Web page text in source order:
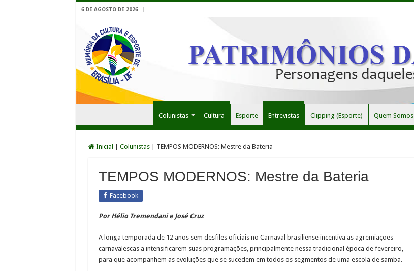
6 DE AGOSTO DE 2026
Colunistas Cultura Esporte Entrevistas Clipping (Esporte) Quem Somos
Inicial Colunistas TEMPOS MODERNOS: Mestre da Bateria
TEMPOS MODERNOS: Mestre da Bateria
Facebook
Por Hélio Tremendani e José Cruz
A longa temporada de 12 anos sem desfiles oficiais no Carnaval brasiliense incentiva as agremiações
carnavalescas a intensificarem suas programações, principalmente nessa tradicional época de fevereiro,
para que acompanhem as evoluções que se sucedem em todos os segmentos de uma escola de samba.